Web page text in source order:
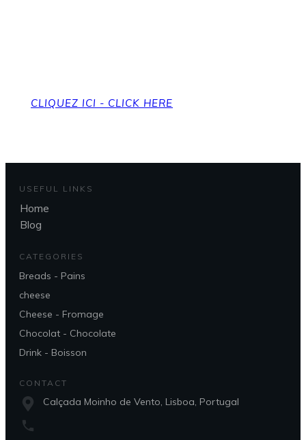
CLIQUEZ ICI - CLICK HERE
USEFUL LINKS
Home
Blog
CATEGORIES
Breads - Pains
cheese
Cheese - Fromage
Chocolat - Chocolate
Drink - Boisson
CONTACT
Calçada Moinho de Vento, Lisboa, Portugal